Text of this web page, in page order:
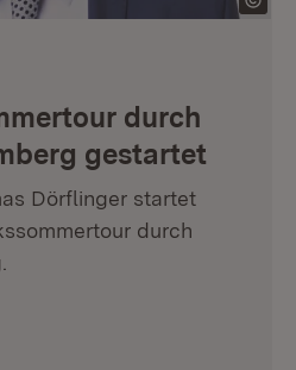
durch
gestartet
Dörflinger startet
durch